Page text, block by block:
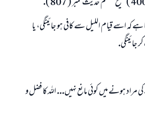
ہے كہ اسے قيام الليل سے كافى ہو جائينگى، يا
ہونے ميں كوئى مانع نہيں... اللہ كا فضل و